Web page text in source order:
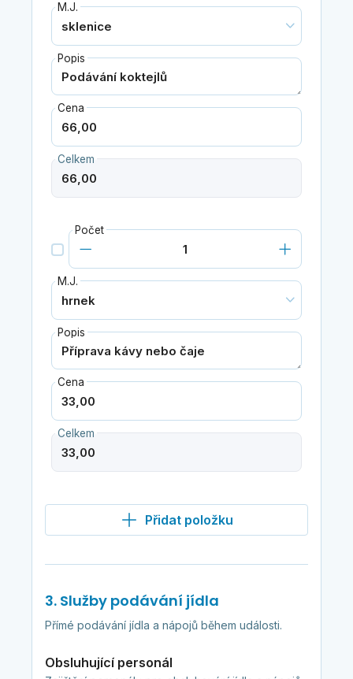
M.J.
Popis
Cena
Celkem
Počet
M.J.
Popis
Cena
Celkem
Přidat položku
3. Služby podávání jídla
Přímé podávání jídla a nápojů během události.
Obsluhující personál